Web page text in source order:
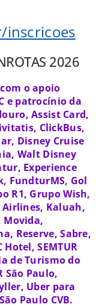
2026
o apoio
e patrocínio da
Assist Card,
ClickBus,
Disney Cruise
Walt Disney
Experience
FundturMS, Gol
R1, Grupo Wish,
Kaluah,
Movida,
Reserve, Sabre,
SEMTUR
de Turismo do
São Paulo,
Uber para
Paulo CVB.